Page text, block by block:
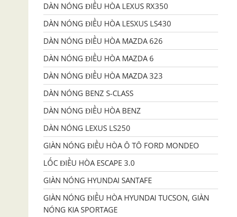
DÀN NÓNG ĐIỀU HÒA LEXUS RX350
DÀN NÓNG ĐIỀU HÒA LESXUS LS430
DÀN NÓNG ĐIỀU HÒA MAZDA 626
DÀN NÓNG ĐIỀU HÒA MAZDA 6
DÀN NÓNG ĐIỀU HÒA MAZDA 323
DÀN NÓNG BENZ S-CLASS
DÀN NÓNG ĐIỀU HÒA BENZ
DÀN NÓNG LEXUS LS250
GIÀN NÓNG ĐIỀU HÒA Ô TÔ FORD MONDEO
LỐC ĐIỀU HÒA ESCAPE 3.0
GIÀN NÓNG HYUNDAI SANTAFE
GIÀN NÓNG ĐIỀU HÒA HYUNDAI TUCSON, GIÀN
NÓNG KIA SPORTAGE